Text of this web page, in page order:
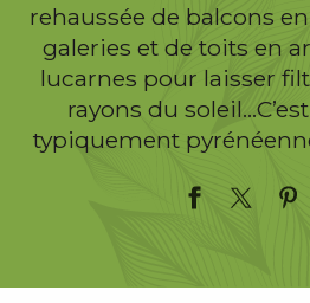
rehaussée de balcons
galeries et de toits en
lucarnes pour laisser
rayons du
typiquement